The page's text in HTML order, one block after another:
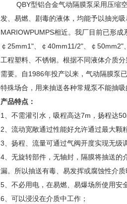
QBY型铝合金气动隔膜泵采用压缩空
发、易燃、剧毒的液体，均能予以抽光
MARIOWPUMPS相近。我厂目前已形
￠25mm1"、￠40mm11/2"、￠50mm2"
工程塑料、不锈钢。根据不同液体介质
需要。自1986年投产以来，气动隔膜泵
特殊场合，用来抽送各种常规泵不能抽吸
产品特点：
1、不需灌引水，吸程高达7m，扬程达
2、流动宽敞通过性能好允许通过最大颗
3、扬程、流量可通过气阀开度实现无级
4、无旋转部件，无轴封，隔膜将抽送的
漏。所以抽送有毒、易发挥或腐蚀性介
5、不必用电，在易燃、易爆场所使用安
6、可以浸没在介质中工作；